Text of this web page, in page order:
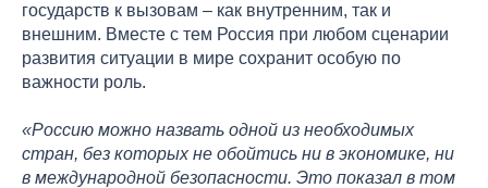
государств к вызовам – как внутренним, так и
внешним. Вместе с тем Россия при любом сценарии
развития ситуации в мире сохранит особую по
важности роль.
«Россию можно назвать одной из необходимых
стран, без которых не обойтись ни в экономике, ни
в международной безопасности. Это показал в том